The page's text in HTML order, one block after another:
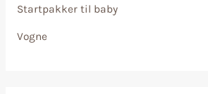
Startpakker til baby
Vogne